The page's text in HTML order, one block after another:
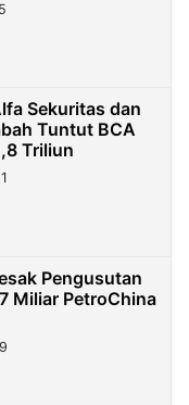
Sekuritas dan
Tuntut BCA
Triliun
Pengusutan
Miliar PetroChina